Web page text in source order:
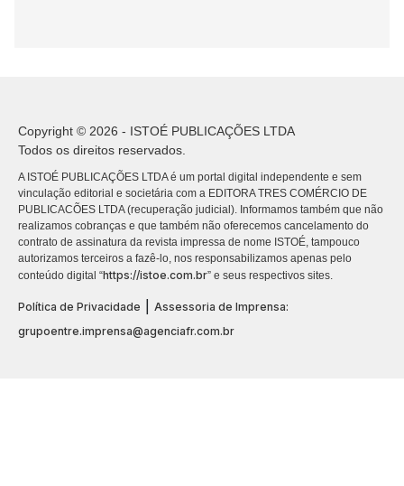
Copyright © 2026 - ISTOÉ PUBLICAÇÕES LTDA
Todos os direitos reservados.
A ISTOÉ PUBLICAÇÕES LTDA é um portal digital independente e sem
vinculação editorial e societária com a EDITORA TRES COMÉRCIO DE
PUBLICACÕES LTDA (recuperação judicial). Informamos também que não
realizamos cobranças e que também não oferecemos cancelamento do
contrato de assinatura da revista impressa de nome ISTOÉ, tampouco
autorizamos terceiros a fazê-lo, nos responsabilizamos apenas pelo
conteúdo digital “https://istoe.com.br” e seus respectivos sites.
Política de Privacidade
Assessoria de Imprensa:
grupoentre.imprensa@agenciafr.com.br